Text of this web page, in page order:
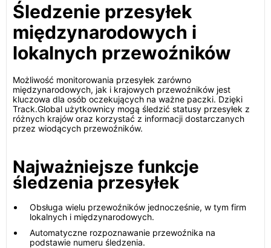
Śledzenie przesyłek
międzynarodowych i
lokalnych przewoźników
Możliwość monitorowania przesyłek zarówno
międzynarodowych, jak i krajowych przewoźników jest
kluczowa dla osób oczekujących na ważne paczki. Dzięki
Track.Global użytkownicy mogą śledzić statusy przesyłek z
różnych krajów oraz korzystać z informacji dostarczanych
przez wiodących przewoźników.
Najważniejsze funkcje
śledzenia przesyłek
Obsługa wielu przewoźników jednocześnie, w tym firm
lokalnych i międzynarodowych.
Automatyczne rozpoznawanie przewoźnika na
podstawie numeru śledzenia.